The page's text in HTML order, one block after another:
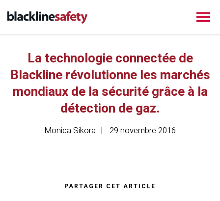
La technologie connectée de
Blackline révolutionne les marchés
mondiaux de la sécurité grâce à la
détection de gaz.
Monica Sikora 29 novembre 2016
PARTAGER CET ARTICLE